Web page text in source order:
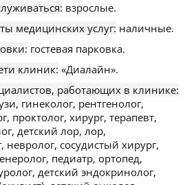
взрослые.
медицинских услуг: наличные.
гостевая парковка.
клиник: «Диалайн».
работающих в клинике:
гинеколог, рентгенолог,
проктолог, хирург, терапевт,
детский лор, лор,
невролог, сосудистый хирург,
педиатр, ортопед,
детский эндокринолог,